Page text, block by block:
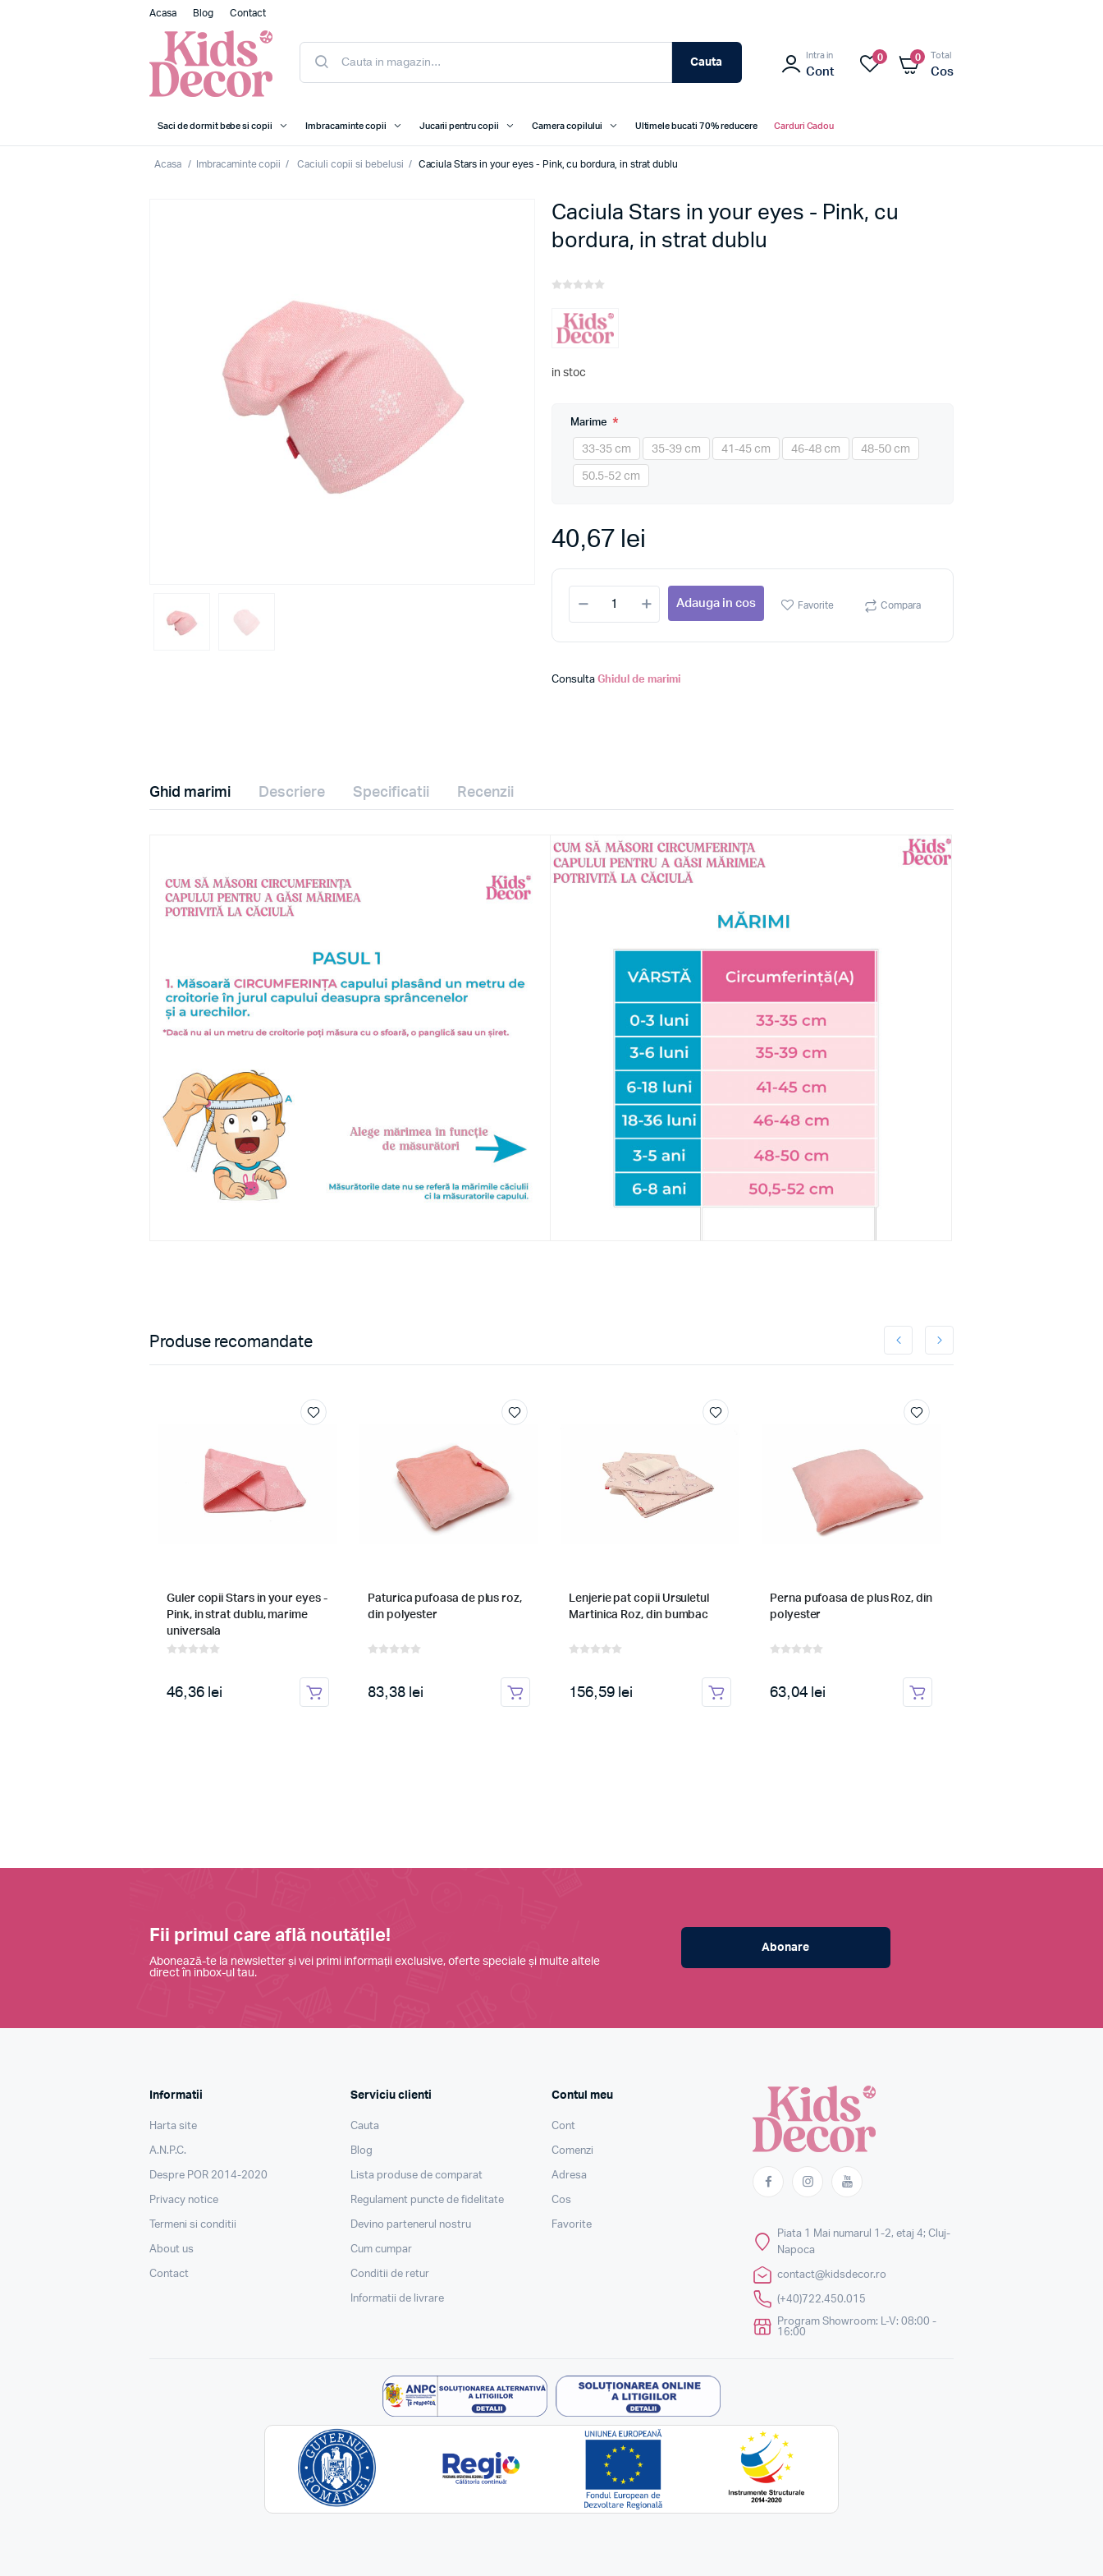
Acasa Blog Contact
Cauta
Intra in
Cont
0 Total
Cos
0
Saci de dormit bebe si copii Imbracaminte copii Jucarii pentru copii Camera copilului Ultimele bucati 70% reducere Carduri Cadou
Acasa / Imbracaminte copii / Caciuli copii si bebelusi / Caciula Stars in your eyes - Pink, cu bordura, in strat dublu
Caciula Stars in your eyes - Pink, cu
bordura, in strat dublu
in stoc
Marime *
33-35 cm 35-39 cm 41-45 cm 46-48 cm 48-50 cm
50.5-52 cm
40,67 lei
Adauga in cos Favorite Compara
Consulta Ghidul de marimi
Ghid marimi Descriere Specificatii Recenzii
Produse recomandate
Guler copii Stars in your eyes -
Pink, in strat dublu, marime
universala
46,36 lei
Paturica pufoasa de plus roz,
din polyester
83,38 lei
Lenjerie pat copii Ursuletul
Martinica Roz, din bumbac
156,59 lei
Perna pufoasa de plus Roz, din
polyester
63,04 lei
Fii primul care află noutățile!
Abonează-te la newsletter și vei primi informații exclusive, oferte speciale și multe altele
direct în inbox-ul tau.
Abonare
Informatii
Harta site
A.N.P.C.
Despre POR 2014-2020
Privacy notice
Termeni si conditii
About us
Contact
Serviciu clienti
Cauta
Blog
Lista produse de comparat
Regulament puncte de fidelitate
Devino partenerul nostru
Cum cumpar
Conditii de retur
Informatii de livrare
Contul meu
Cont
Comenzi
Adresa
Cos
Favorite
Piata 1 Mai numarul 1-2, etaj 4; Cluj-
Napoca
contact@kidsdecor.ro
(+40)722.450.015
Program Showroom: L-V: 08:00 -
16:00